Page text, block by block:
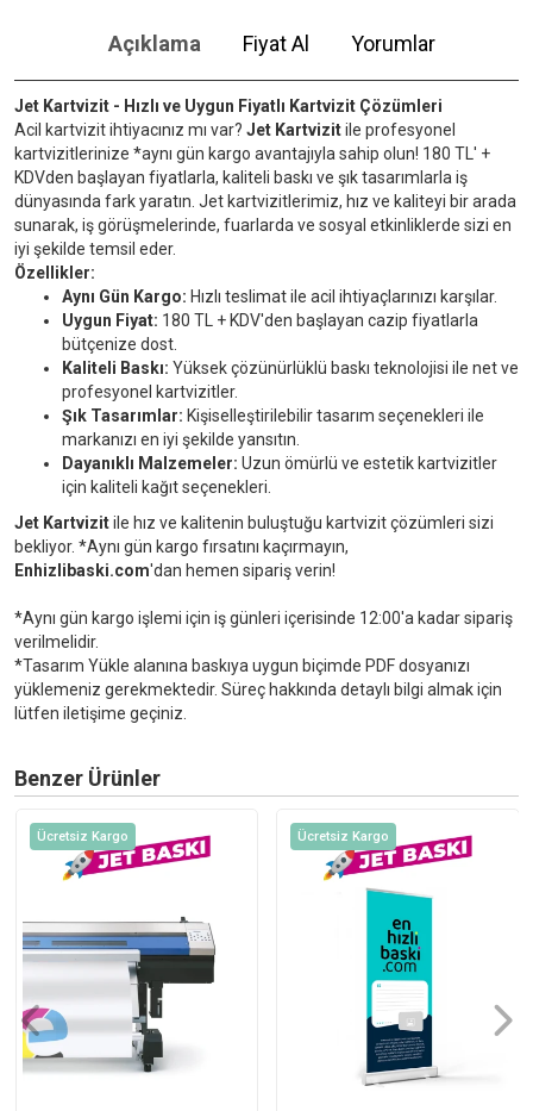
Açıklama Fiyat Al Yorumlar
Jet Kartvizit - Hızlı ve Uygun Fiyatlı Kartvizit Çözümleri
Acil kartvizit ihtiyacınız mı var? Jet Kartvizitile profesyonel
kartvizitlerinize *aynı gün kargo avantajıyla sahip olun! 180 TL' +
KDVden başlayan fiyatlarla, kaliteli baskı ve şık tasarımlarla iş
dünyasında fark yaratın. Jet kartvizitlerimiz, hız ve kaliteyi bir arada
sunarak, iş görüşmelerinde, fuarlarda ve sosyal etkinliklerde sizi en
iyi şekilde temsil eder.
Özellikler:
Aynı Gün Kargo: Hızlı teslimat ile acil ihtiyaçlarınızı karşılar.
Uygun Fiyat: 180 TL + KDV'den başlayan cazip fiyatlarla
bütçenize dost.
Kaliteli Baskı: Yüksek çözünürlüklü baskı teknolojisi ile net ve
profesyonel kartvizitler.
Şık Tasarımlar: Kişiselleştirilebilir tasarım seçenekleri ile
markanızı en iyi şekilde yansıtın.
Dayanıklı Malzemeler: Uzun ömürlü ve estetik kartvizitler
için kaliteli kağıt seçenekleri.
Jet Kartvizitile hız ve kalitenin buluştuğu kartvizit çözümleri sizi
bekliyor. *Aynı gün kargo fırsatını kaçırmayın,
Enhizlibaski.com'dan hemen sipariş verin!
*Aynı gün kargo işlemi için iş günleri içerisinde 12:00'a kadar sipariş
verilmelidir.
*Tasarım Yükle alanına baskıya uygun biçimde PDF dosyanızı
yüklemeniz gerekmektedir. Süreç hakkında detaylı bilgi almak için
lütfen iletişime geçiniz.
Benzer Ürünler
Ücretsiz Kargo Ücretsiz Kargo